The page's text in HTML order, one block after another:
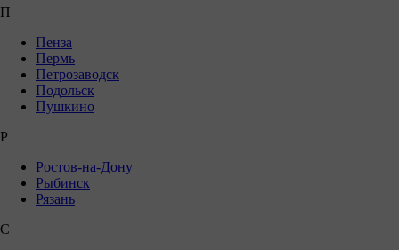
П
Пенза
Пермь
Петрозаводск
Подольск
Пушкино
Р
Ростов-на-Дону
Рыбинск
Рязань
С